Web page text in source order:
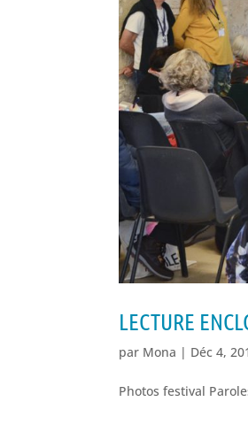
LECTURE
par Mona | Déc 4,
Photos festival